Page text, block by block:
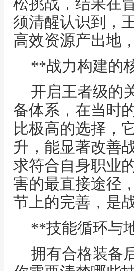
须清醒认识到，
高效资源产出地
**战力构建的
开启王者级的
备体系，在当时
比极高的选择，
升，能显著改善
求符合自身职业
害的最直接途径
节上的完善，是
**技能循环与
拥有合格装备